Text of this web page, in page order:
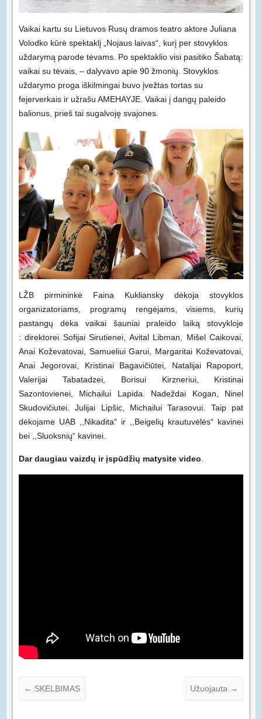
Vaikai kartu su Lietuvos Rusų dramos teatro aktore Juliana
Volodko kūrė spektaklį „Nojaus laivas“, kurį per stovyklos
uždarymą parode tėvams. Po spektaklio visi pasitiko Šabatą:
vaikai su tėvais, – dalyvavo apie 90 žmonių. Stovyklos
uždarymo proga iškilmingai buvo įvežtas tortas su
fejerverkais ir užrašu AMEHAYJE. Vaikai į dangų paleido
balionus, prieš tai sugalvoję svajones.
LŽB pirmininkė Faina Kukliansky dėkoja stovyklos
organizatoriams, programų rengėjams, visiems, kurių
pastangų dėka vaikai šauniai praleido laiką stovykloje
: direktorei Sofijai Sirutienei, Avital Libman, Mišel Caikovai,
Anai Koževatovai, Samueliui Garui, Margaritai Koževatovai,
Anai Jegorovai, Kristinai Bagavičiūtei, Natalijai Rapoport,
Valerijai Tabatadzei, Borisui Kirzneriui, Kristinai
Sazontovienei, Michailui Lapida. Nadeždai Kogan, Ninel
Skudovičiutei. Julijai Lipšic, Michailui Tarasovui. Taip pat
dėkojame UAB ,,Nikadita“ ir ,,Beigelių krautuvėlės“ kavinei
bei ,,Sluoksnių“ kavinei.
Dar daugiau vaizdų ir įspūdžių matysite video
← SKELBIMAS Užuojauta →